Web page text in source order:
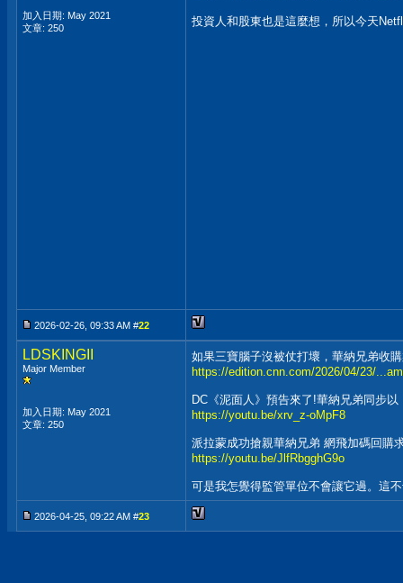
加入日期: May 2021
文章: 250
投資人和股東也是這麼想，所以今天
2026-02-26, 09:33 AM #22
LDSKINGII
Major Member
加入日期: May 2021
文章: 250
如果三寶腦子沒被仗打壞，華納兄弟收
https://edition.cnn.com/2026/04/23/
DC《泥面人》預告來了!華納兄弟同步
https://youtu.be/xrv_z-oMpF8
派拉蒙成功搶親華納兄弟 網飛加碼回購
https://youtu.be/JlfRbgghG9o
可是我怎覺得監管單位不會讓它過。這
2026-04-25, 09:22 AM #23